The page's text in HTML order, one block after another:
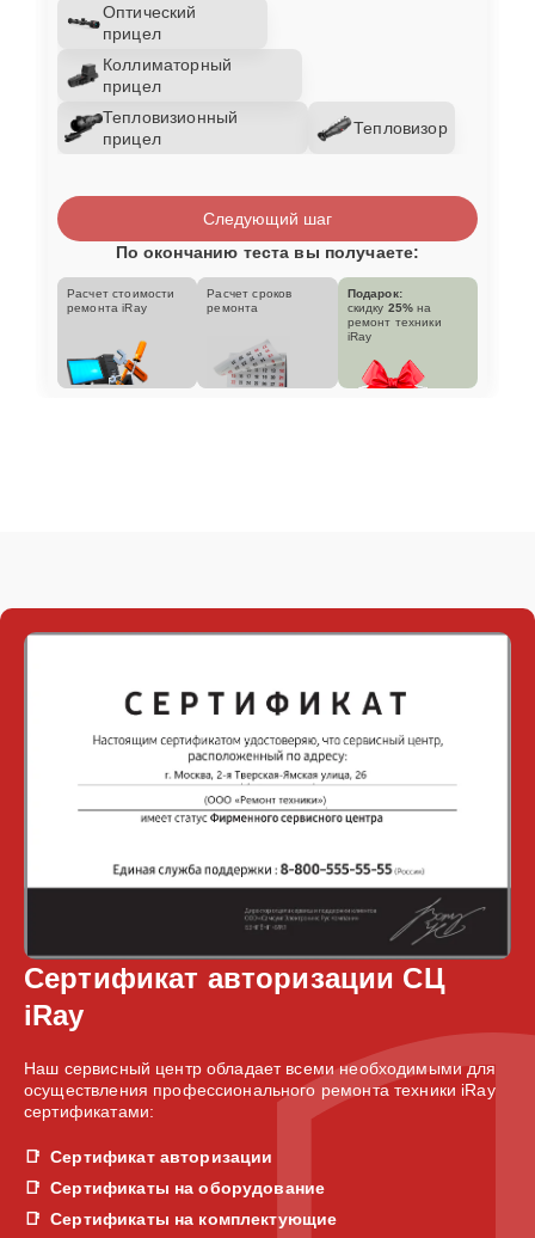
Оптический
прицел
Коллиматорный
прицел
Тепловизионный
прицел
Тепловизор
Следующий шаг
По окончанию теста вы получаете:
Расчет стоимости
ремонта iRay
Расчет сроков
ремонта
Подарок:
скидку 25% на
ремонт техники
iRay
Сертификат авторизации СЦ
iRay
Наш сервисный центр обладает всеми необходимыми для
осуществления профессионального ремонта техники iRay
сертификатами:
Сертификат авторизации
Сертификаты на оборудование
Сертификаты на комплектующие